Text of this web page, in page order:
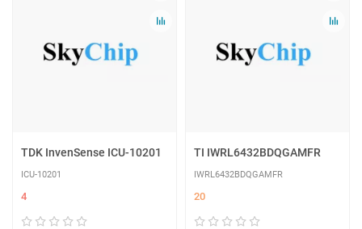
TDK InvenSense ICU-10201
ICU-10201
4
TI IWRL6432BDQGAMFR
IWRL6432BDQGAMFR
20